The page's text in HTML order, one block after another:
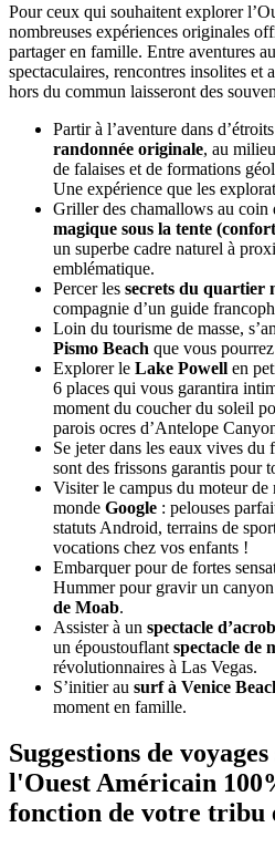
Pour ceux qui souhaitent explorer
nombreuses expériences originales
partager en famille. Entre aventures
spectaculaires, rencontres insolites et
hors du commun laisseront des
Partir à l’aventure dans
randonnée originale, au
de falaises et de formations
Une expérience que les
Griller des chamallows au coin
magique sous la tente
un superbe cadre naturel à
emblématique.
Percer les secrets du quartier
compagnie d’un guide
Loin du tourisme de masse,
Pismo Beach que vous
Explorer le Lake Powell en
6 places qui vous garantira
moment du coucher du soleil
parois ocres d’Antelope
Se jeter dans les eaux vives
sont des frissons garantis pour
Visiter le campus du moteur de
monde Google : pelouses
statuts Android, terrains de
vocations chez vos enfants !
Embarquer pour de fortes
Hummer pour gravir un
de Moab.
Assister à un spectacle
un époustouflant spectacle de
révolutionnaires à Las Vegas.
S’initier au surf à Venice
moment en famille.
Suggestions de
l'Ouest Américain
fonction de votre tribu